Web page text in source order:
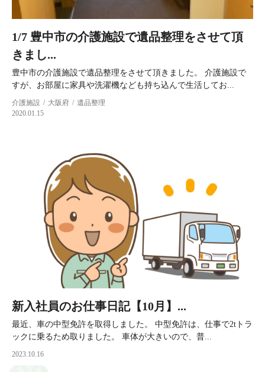
1/7 豊中市の介護施設で遺品整理をさせて頂
きまし...
豊中市の介護施設で遺品整理をさせて頂きました。 介護施設で
すが、お部屋に家具や洗濯機なども持ち込んで生活してお...
介護施設 大阪府
遺品整理
2020.01.15
新入社員のお仕事日記【10月】...
最近、車の中型免許を取得しました。 中型免許は、仕事で2tトラ
ックに乗るため取りました。 車体が大きいので、普...
2023.10.16